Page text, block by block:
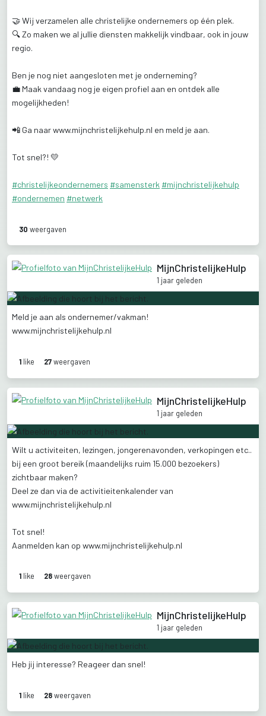
🤝Wij verzamelen alle christelijke ondernemers op één plek.
🔍Zo maken we al jullie diensten makkelijk vindbaar, ook in jouw
regio.
Ben je nog niet aangesloten met je onderneming?
💼 Maak vandaag nog je eigen profiel aan en ontdek alle
mogelijkheden!
📲 Ga naarwww.mijnchristelijkehulp.nl en meld je aan.
Tot snel?! 💛
#christelijkeondernemers #samensterk #mijnchristelijkehulp
#ondernemen #netwerk
30 weergaven
MijnChristelijkeHulp
1 jaar geleden
Meld je aan als ondernemer/vakman!
www.mijnchristelijkehulp.nl
1like 27weergaven
MijnChristelijkeHulp
1 jaar geleden
Wilt u activiteiten, lezingen, jongerenavonden, verkopingen etc..
bij een groot bereik (maandelijks ruim 15.000 bezoekers)
zichtbaar maken?
Deel ze dan via de activitieitenkalendervan
www.mijnchristelijkehulp.nl
Tot snel!
Aanmelden kan op www.mijnchristelijkehulp.nl
1like 28weergaven
MijnChristelijkeHulp
1 jaar geleden
Heb jij interesse? Reageer dan snel!
1like 28weergaven